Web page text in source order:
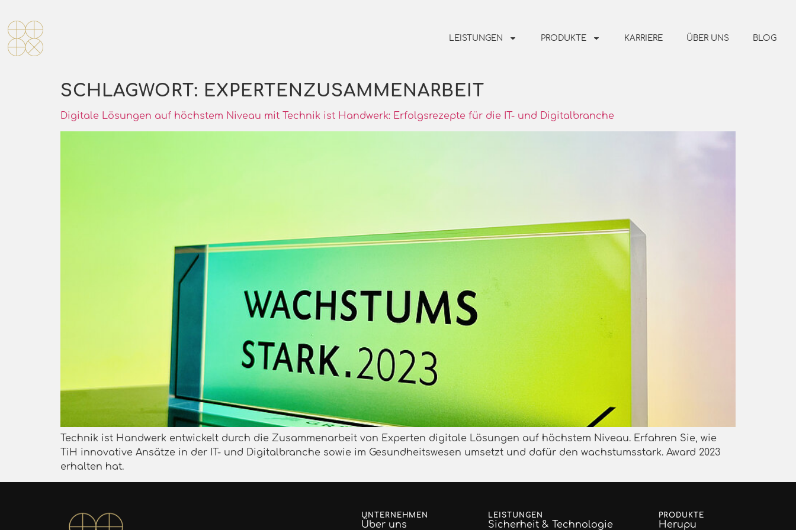
LEISTUNGEN PRODUKTE KARRIERE ÜBER UNS BLOG
SCHLAGWORT: EXPERTENZUSAMMENARBEIT
Digitale Lösungen auf höchstem Niveau mit Technik ist Handwerk: Erfolgsrezepte für die IT- und Digitalbranche
Technik ist Handwerk entwickelt durch die Zusammenarbeit von Experten digitale Lösungen auf höchstem Niveau. Erfahren Sie, wie
TiH innovative Ansätze in der IT- und Digitalbranche sowie im Gesundheitswesen umsetzt und dafür den wachstumsstark. Award 2023
erhalten hat.
UNTERNEHMEN
Über uns
LEISTUNGEN
Sicherheit & Technologie
PRODUKTE
Herupu